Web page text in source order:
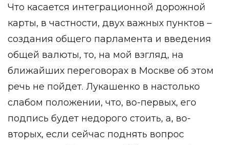
Что касается интеграционной дорожной
карты, в частности, двух важных пунктов –
создания общего парламента и введения
общей валюты, то, на мой взгляд, на
ближайших переговорах в Москве об этом
речь не пойдет. Лукашенко в настолько
слабом положении, что, во-первых, его
подпись будет недорого стоить, а, во-
вторых, если сейчас поднять вопрос